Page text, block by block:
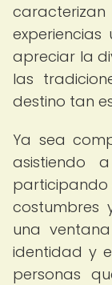
apreciar la
las
destino tan
Ya sea
asistiendo
participando
costumbres
una
identidad y
personas